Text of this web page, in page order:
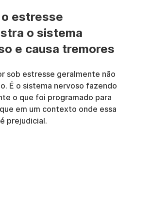
o estresse
o sistema
e causa tremores
sob estresse geralmente não
É o sistema nervoso fazendo
o que foi programado para
em um contexto onde essa
prejudicial.